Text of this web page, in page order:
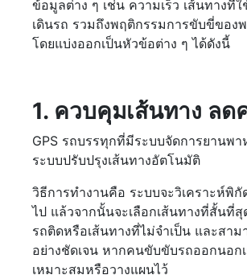
ข้อมูลต่าง ๆ เช่น ความเร็ว เส้นทางที่ใ
เดินรถ รวมถึงพฤติกรรมการขับขี่ของ
โดยแบ่งออกเป็นหัวข้อต่าง ๆ ได้ดังนี้
1. ควบคุมเส้นทาง ล
GPS รถบรรทุกที่มีระบบจัดการยานพ
ระบบปรับปรุงเส้นทางอัตโนมัติ
วิธีการทำงานคือ ระบบจะวิเคราะห์พิกั
ไป แล้วจากนั้นจะเลือกเส้นทางที่สั้นที่สุ
รถติดหรือเส้นทางที่ไม่จำเป็น และสาม
อย่างชัดเจน หากคนขับขับรถออกนอก
เหมาะสมหรือวางแผนไว้